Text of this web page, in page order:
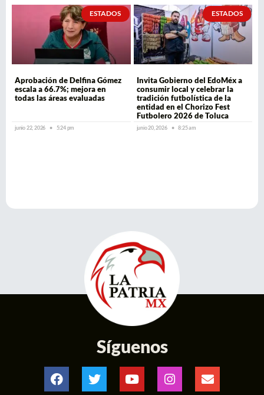
ESTADOS
Aprobación de Delfina Gómez
escala a 66.7%; mejora en
todas las áreas evaluadas
junio 22, 2026 5:24 pm
ESTADOS
Invita Gobierno del EdoMéx a
consumir local y celebrar la
tradición futbolística de la
entidad en el Chorizo Fest
Futbolero 2026 de Toluca
junio 20, 2026 8:25 am
Síguenos